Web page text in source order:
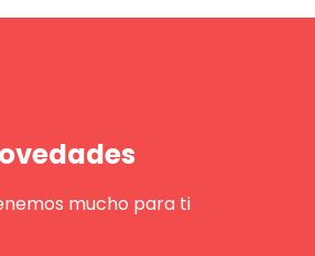
mucho para ti